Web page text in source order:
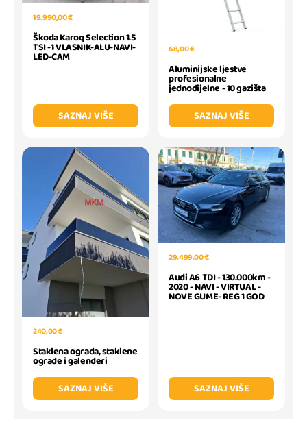
19.990,00 €
Škoda Karoq Selection 1.5
TSI -1 VLASNIK-ALU-NAVI-
LED-CAM
SAZNAJ VIŠE
68,00 €
Aluminijske ljestve
profesionalne
jednodijelne - 10 gazišta
SAZNAJ VIŠE
240,00 €
Staklena ograda, staklene
ograde i galenderi
SAZNAJ VIŠE
29.499,00 €
Audi A6 TDI - 130.000km -
2020 - NAVI - VIRTUAL -
NOVE GUME- REG 1 GOD
SAZNAJ VIŠE